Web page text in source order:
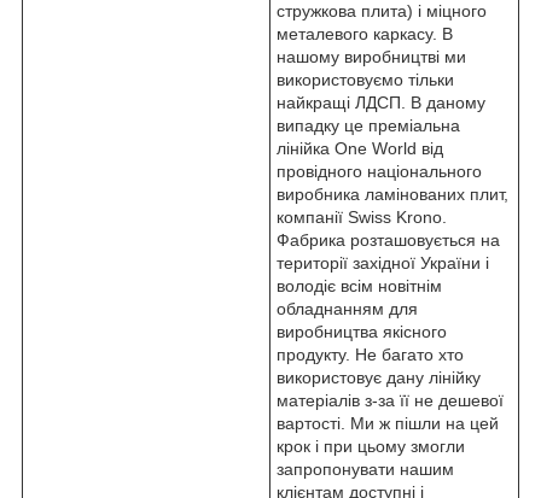
стружкова плита) і міцного
металевого каркасу. В
нашому виробництві ми
використовуємо тільки
найкращі ЛДСП. В даному
випадку це преміальна
лінійка One World від
провідного національного
виробника ламінованих плит,
компанії Swiss Krono.
Фабрика розташовується на
території західної України і
володіє всім новітнім
обладнанням для
виробництва якісного
продукту. Не багато хто
використовує дану лінійку
матеріалів з-за її не дешевої
вартості. Ми ж пішли на цей
крок і при цьому змогли
запропонувати нашим
клієнтам доступні і